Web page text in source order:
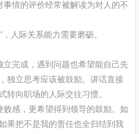
情的评价经常被解读为对人的不
人际关系能力需要磨砺。
完成，遇到问题也希望能自己先
独立思考应该被鼓励。讲话直接
转向职场的人际交往习惯。
感，更希望得到领导的鼓励。如
果把不是我的责任也全归结到我